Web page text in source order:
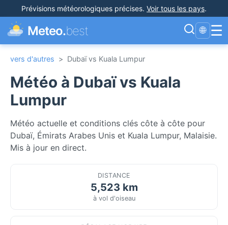
Prévisions météorologiques précises. Voir tous les pays.
Meteo.best 🌐 ☰
vers d'autres > Dubaï vs Kuala Lumpur
Météo à Dubaï vs Kuala
Lumpur
Météo actuelle et conditions clés côte à côte pour
Dubaï, Émirats Arabes Unis et Kuala Lumpur, Malaisie.
Mis à jour en direct.
DISTANCE
5,523 km
à vol d'oiseau